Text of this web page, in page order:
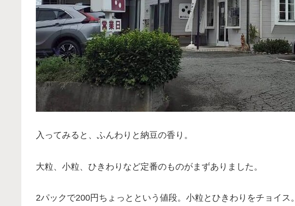
入ってみると、ふんわりと納豆の香り。
大粒、小粒、ひきわりなど定番のものがまずありました。
2パックで200円ちょっとという値段。小粒とひきわりをチョイス。